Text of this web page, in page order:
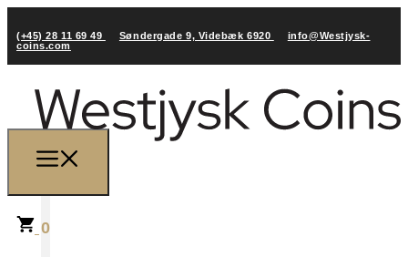
(+45) 28 11 69 49 Søndergade 9, Videbæk 6920
info@Westjysk-
coins.com
0